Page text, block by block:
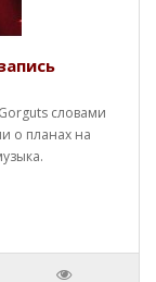
словами
о планах на